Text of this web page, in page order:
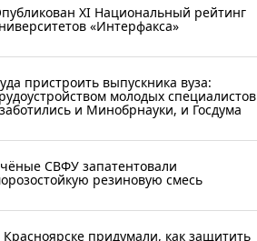
XI Национальный рейтинг
«Интерфакса»
пристроить выпускника вуза:
молодых специалистов
и Минобрнауки, и Госдума
СВФУ запатентовали
резиновую смесь
Красноярске придумали, как защитить